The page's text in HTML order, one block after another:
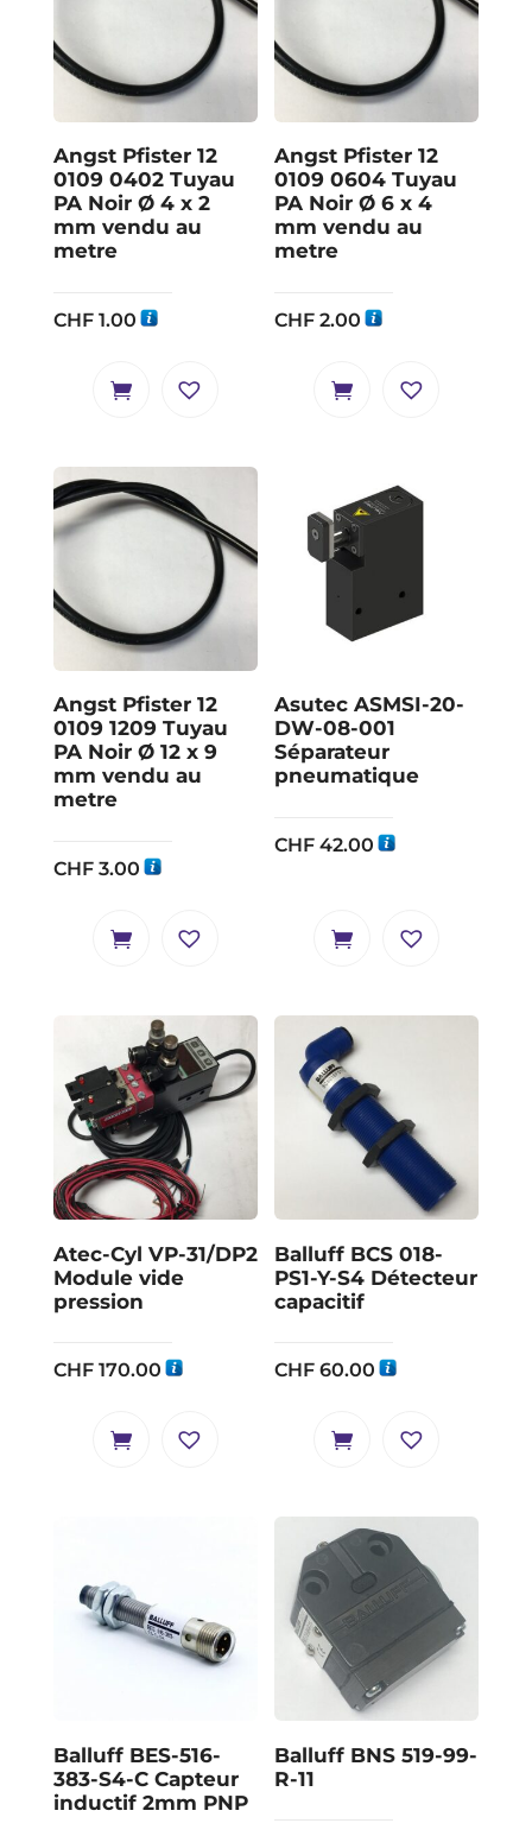
Angst Pfister 12
0109 0402 Tuyau
PA Noir Ø 4 x 2
mm vendu au
metre
CHF1.00
Angst Pfister 12
0109 0604 Tuyau
PA Noir Ø 6 x 4
mm vendu au
metre
CHF 2.00
Angst Pfister 12
0109 1209 Tuyau
PA Noir Ø 12 x 9
mm vendu au
metre
CHF3.00
Asutec ASMSI-20-
DW-08-001
Séparateur
pneumatique
CHF 42.00
Atec-Cyl VP-31/DP2
Module vide
pression
CHF170.00
Balluff BCS 018-
PS1-Y-S4 Détecteur
capacitif
CHF 60.00
Balluff BES-516-
383-S4-C Capteur
inductif 2mm PNP
Balluff BNS 519-99-
R-11